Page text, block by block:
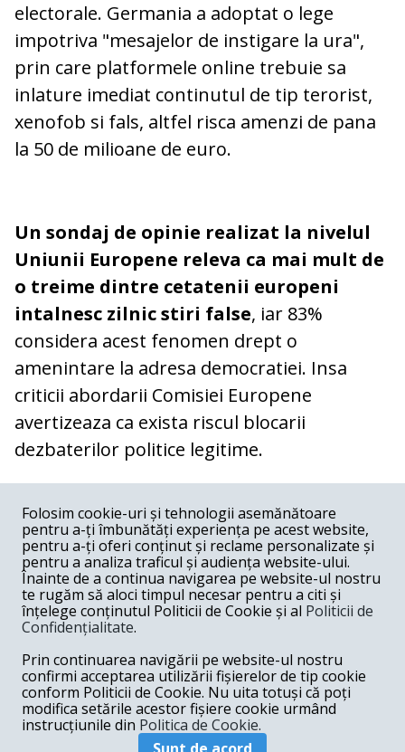
electorale. Germania a adoptat o lege
impotriva "mesajelor de instigare la ura",
prin care platformele online trebuie sa
inlature imediat continutul de tip terorist,
xenofob si fals, altfel risca amenzi de pana
la 50 de milioane de euro.
Un sondaj de opinie realizat la nivelul
Uniunii Europene releva ca mai mult de
o treime dintre cetatenii europeni
intalnesc zilnic stiri false, iar 83%
considera acest fenomen drept o
amenintare la adresa democratiei. Insa
criticii abordarii Comisiei Europene
avertizeaza ca exista riscul blocarii
dezbaterilor politice legitime.
COMENTARII
Nume
Email
Postează comentariu
Folosim cookie-uri și tehnologii asemănătoare
pentru a-ți îmbunătăți experiența pe acest website,
pentru a-ți oferi conținut și reclame personalizate și
pentru a analiza traficul și audiența website-ului.
Înainte de a continua navigarea pe website-ul nostru
te rugăm să aloci timpul necesar pentru a citi și
înțelege conținutul Politicii de Cookie și al Politicii de
Confidențialitate.
Prin continuarea navigării pe website-ul nostru
confirmi acceptarea utilizării fișierelor de tip cookie
conform Politicii de Cookie. Nu uita totuși că poți
modifica setările acestor fișiere cookie urmând
instrucțiunile din Politica de Cookie.